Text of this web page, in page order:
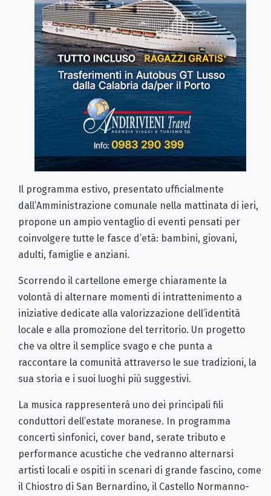
Il programma estivo, presentato ufficialmente
dall’Amministrazione comunale nella mattinata di ieri,
propone un ampio ventaglio di eventi pensati per
coinvolgere tutte le fasce d’età: bambini, giovani,
adulti, famiglie e anziani.
Scorrendo il cartellone emerge chiaramente la
volontà di alternare momenti di intrattenimento a
iniziative dedicate alla valorizzazione dell’identità
locale e alla promozione del territorio. Un progetto
che va oltre il semplice svago e che punta a
raccontare la comunità attraverso le sue tradizioni, la
sua storia e i suoi luoghi più suggestivi.
La musica rappresenterà uno dei principali fili
conduttori dell’estate moranese. In programma
concerti sinfonici, cover band, serate tributo e
performance acustiche che vedranno alternarsi
artisti locali e ospiti in scenari di grande fascino, come
il Chiostro di San Bernardino, il Castello Normanno-